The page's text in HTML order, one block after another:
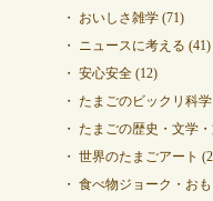
おいしさ雑学(71)
ニュースに考える (41)
安心安全(12)
たまごのビックリ科学
たまごの歴史・文学
世界のたまごアート
食べ物ジョーク・お